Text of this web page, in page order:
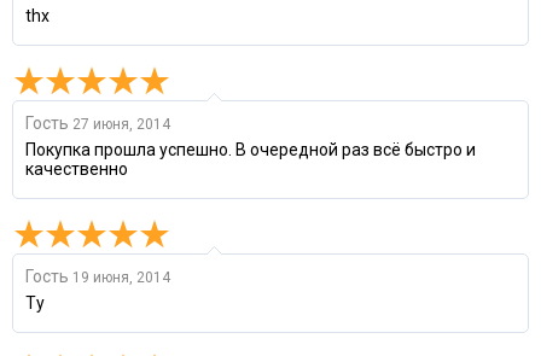
thx
Гость 27 июня, 2014
Покупка прошла успешно. В очередной раз всё быстро и
качественно
Гость 19 июня, 2014
Ty